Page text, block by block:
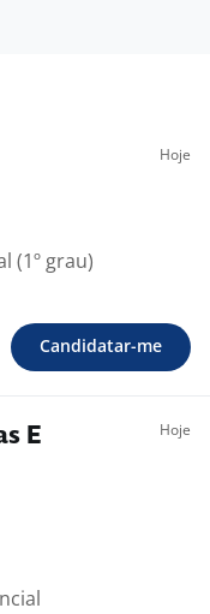
Hoje
(1º grau)
Candidatar-me
E
Hoje